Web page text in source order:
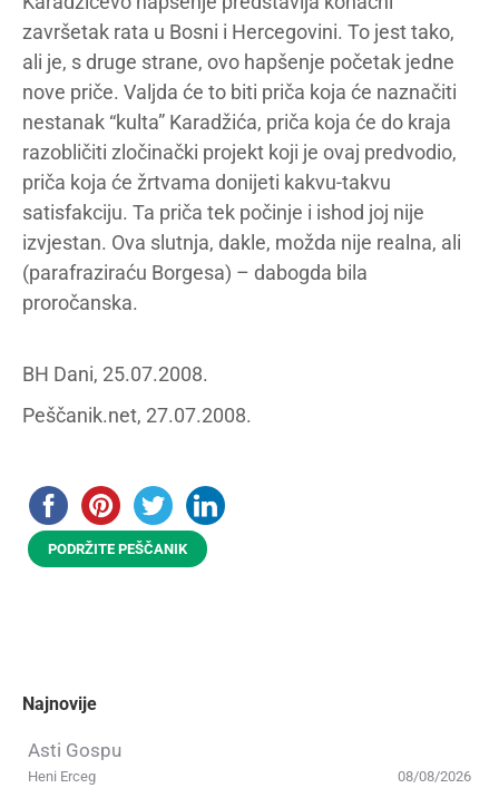
završetak rata u Bosni i Hercegovini. To jest tako,
ali je, s druge strane, ovo hapšenje početak jedne
nove priče. Valjda će to biti priča koja će naznačiti
nestanak “kulta” Karadžića, priča koja će do kraja
razobličiti zločinački projekt koji je ovaj predvodio,
priča koja će žrtvama donijeti kakvu-takvu
satisfakciju. Ta priča tek počinje i ishod joj nije
izvjestan. Ova slutnja, dakle, možda nije realna, ali
(parafraziraću Borgesa) – dabogda bila
proročanska.
BH Dani, 25.07.2008.
Peščanik.net, 27.07.2008.
PODRŽITE PEŠČANIK
Najnovije
Asti Gospu
08/08/2026
Heni Erceg